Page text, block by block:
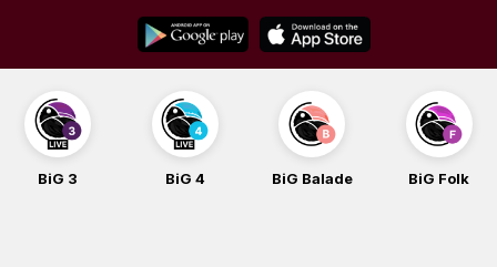
content
BiG 3 BiG 4 BiG Balade BiG Folk